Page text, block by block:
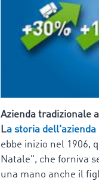
Azienda tradizionale
La storia
ebbe inizio nel 1906,
Natale", che forniva
una mano anche il